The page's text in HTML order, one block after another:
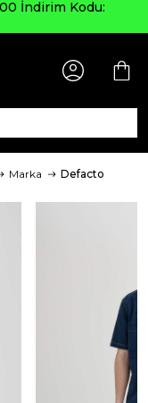
İndirim Kodu:
Marka Defacto